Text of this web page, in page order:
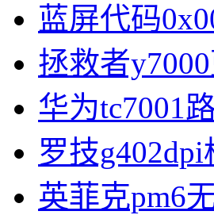
蓝屏代码
拯救者
华为tc7001
罗技
英菲克pm6